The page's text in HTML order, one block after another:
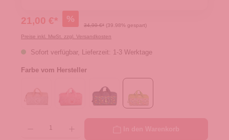
21,00 €* %
34,99 €* (39.98% gespart)
Preise inkl. MwSt. zzgl. Versandkosten
Sofort verfügbar, Lieferzeit: 1-3 Werktage
Farbe vom Hersteller